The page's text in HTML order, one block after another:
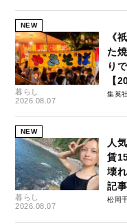
NEW
暮らし
2026.08.07
《
た
り
【
集英
NEW
暮らし
2026.08.07
人
賃
壊
記事
松岡